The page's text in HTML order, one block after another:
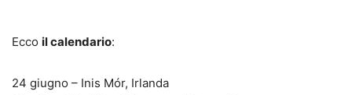
Ecco il calendario:
24 giugno – Inis Mór, Irlanda